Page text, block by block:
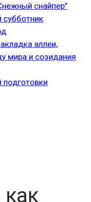
снайпер”
субботник
аллеи,
мира и созидания